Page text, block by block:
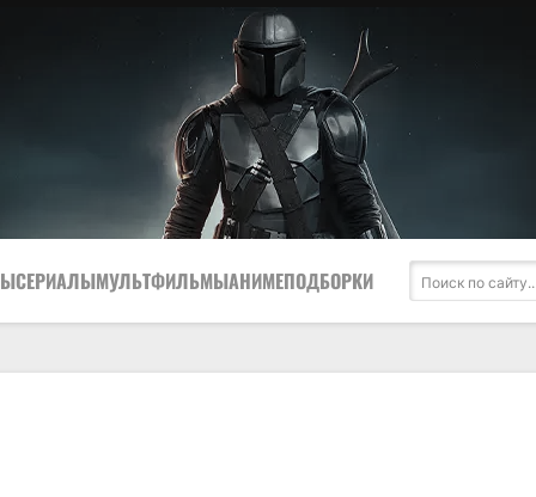
СЕРИАЛЫМУЛЬТФИЛЬМЫАНИМЕПОДБОРКИ